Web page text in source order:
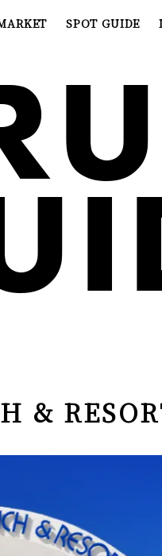
SPOT GUIDE
&